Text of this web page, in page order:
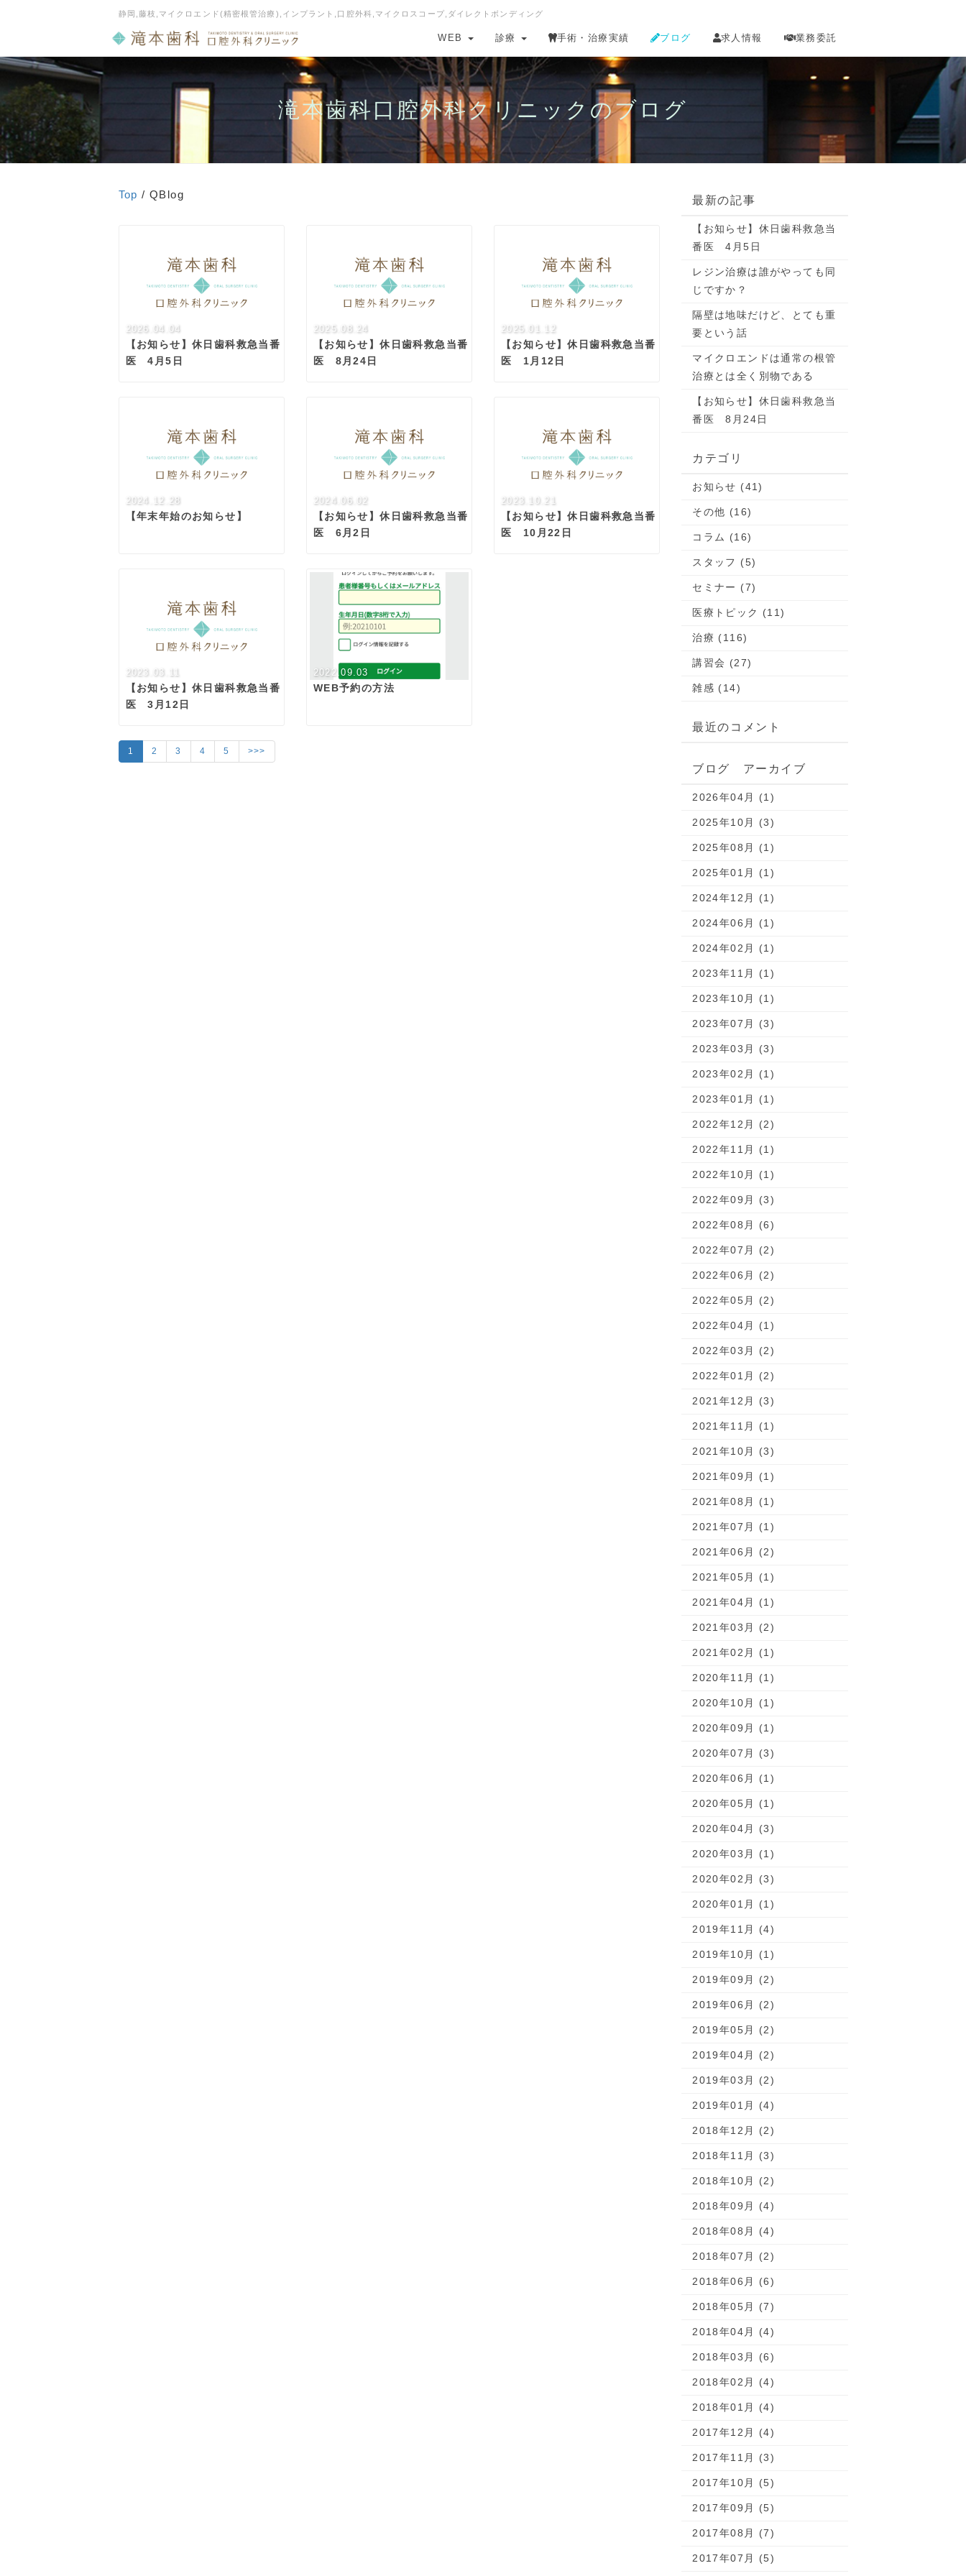
静岡,藤枝,マイクロエンド(精密根管治療),インプラント,口腔外科,マイクロスコープ,ダイレクトボンディング
WEB 診療 手術・治療実績 ブログ 求人情報 業務委託
滝本歯科口腔外科クリニックのブログ
Top / QBlog
2026.04.04
【お知らせ】休日歯科救急当番
医 4月5日
2025.08.24
【お知らせ】休日歯科救急当番
医 8月24日
2025.01.12
【お知らせ】休日歯科救急当番
医 1月12日
2024.12.28
【年末年始のお知らせ】
2024.06.02
【お知らせ】休日歯科救急当番
医 6月2日
2023.10.21
【お知らせ】休日歯科救急当番
医 10月22日
2023.03.11
【お知らせ】休日歯科救急当番
医 3月12日
2022.09.03
WEB予約の方法
1 2 3 4 5 >>>
最新の記事
【お知らせ】休日歯科救急当
番医 4月5日
レジン治療は誰がやっても同
じですか？
隔壁は地味だけど、とても重
要という話
マイクロエンドは通常の根管
治療とは全く別物である
【お知らせ】休日歯科救急当
番医 8月24日
カテゴリ
お知らせ (41)
その他 (16)
コラム (16)
スタッフ (5)
セミナー (7)
医療トピック (11)
治療 (116)
講習会 (27)
雑感 (14)
最近のコメント
ブログ アーカイブ
2026年04月 (1)
2025年10月 (3)
2025年08月 (1)
2025年01月 (1)
2024年12月 (1)
2024年06月 (1)
2024年02月 (1)
2023年11月 (1)
2023年10月 (1)
2023年07月 (3)
2023年03月 (3)
2023年02月 (1)
2023年01月 (1)
2022年12月 (2)
2022年11月 (1)
2022年10月 (1)
2022年09月 (3)
2022年08月 (6)
2022年07月 (2)
2022年06月 (2)
2022年05月 (2)
2022年04月 (1)
2022年03月 (2)
2022年01月 (2)
2021年12月 (3)
2021年11月 (1)
2021年10月 (3)
2021年09月 (1)
2021年08月 (1)
2021年07月 (1)
2021年06月 (2)
2021年05月 (1)
2021年04月 (1)
2021年03月 (2)
2021年02月 (1)
2020年11月 (1)
2020年10月 (1)
2020年09月 (1)
2020年07月 (3)
2020年06月 (1)
2020年05月 (1)
2020年04月 (3)
2020年03月 (1)
2020年02月 (3)
2020年01月 (1)
2019年11月 (4)
2019年10月 (1)
2019年09月 (2)
2019年06月 (2)
2019年05月 (2)
2019年04月 (2)
2019年03月 (2)
2019年01月 (4)
2018年12月 (2)
2018年11月 (3)
2018年10月 (2)
2018年09月 (4)
2018年08月 (4)
2018年07月 (2)
2018年06月 (6)
2018年05月 (7)
2018年04月 (4)
2018年03月 (6)
2018年02月 (4)
2018年01月 (4)
2017年12月 (4)
2017年11月 (3)
2017年10月 (5)
2017年09月 (5)
2017年08月 (7)
2017年07月 (5)